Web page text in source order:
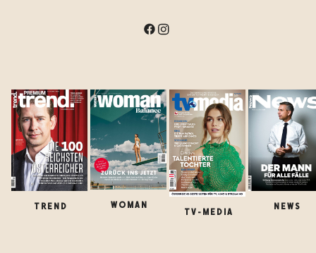
TREND WOMAN
TV-MEDIA
NEWS